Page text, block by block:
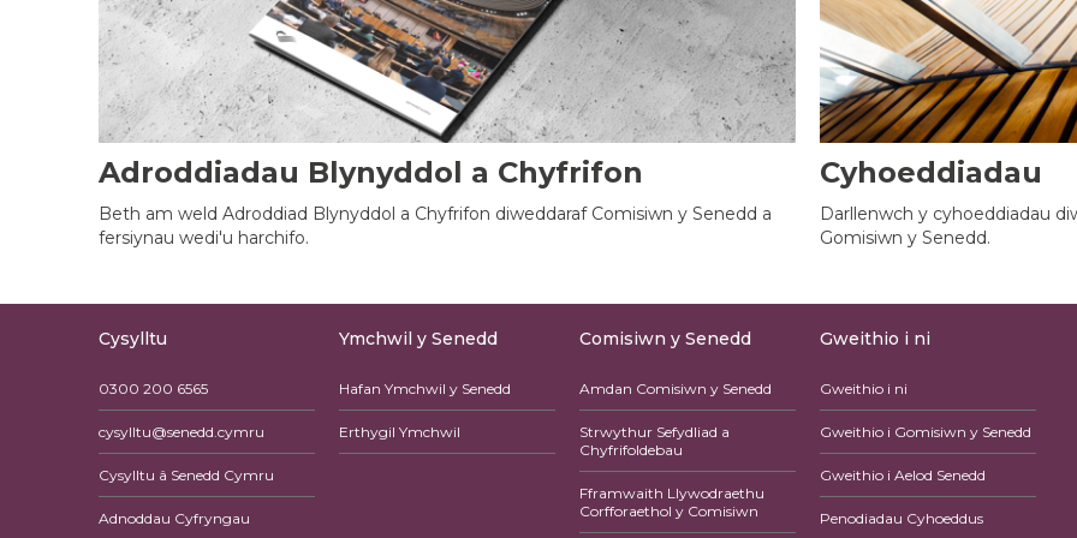
Adroddiadau Blynyddol a Chyfrifon
Beth am weld Adroddiad Blynyddol a Chyfrifon diweddaraf Comisiwn y Senedd a
fersiynau wedi'u harchifo.
Cyhoeddiadau
Darllenwch y cyhoeddiadau
Gomisiwn y Senedd.
Cysylltu
0300 200 6565
cysylltu@senedd.cymru
Cysylltu â Senedd Cymru
Adnoddau Cyfryngau
Ymchwil y Senedd
Hafan Ymchwil y Senedd
Erthygil Ymchwil
Comisiwn y Senedd
Amdan Comisiwn y Senedd
Strwythur Sefydliad a
Chyfrifoldebau
Fframwaith Llywodraethu
Corfforaethol y Comisiwn
Gweithio i ni
Gweithio i ni
Gweithio i Gomisiwn y Senedd
Gweithio i Aelod Senedd
Penodiadau Cyhoeddus